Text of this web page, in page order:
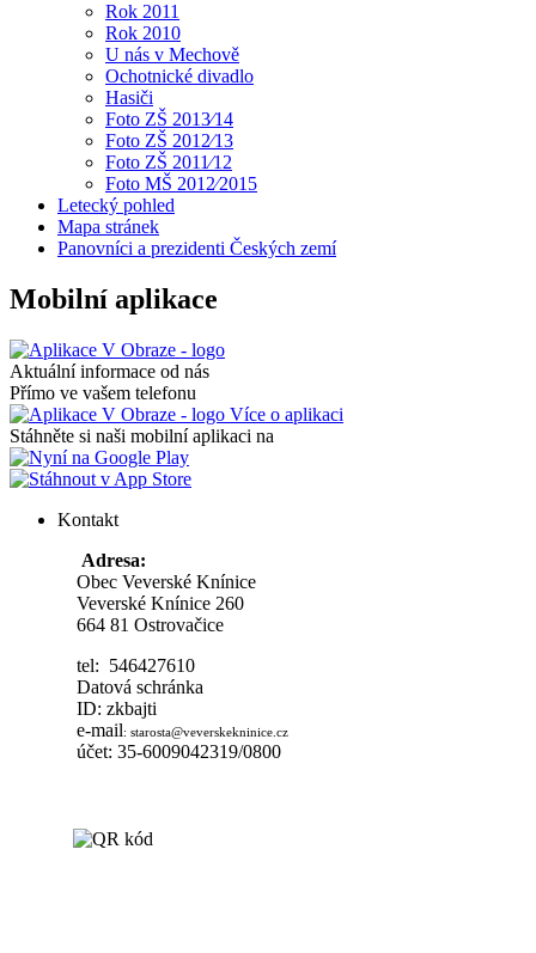
Rok 2011
Rok 2010
U nás v Mechově
Ochotnické divadlo
Hasiči
Foto ZŠ 2013⁄14
Foto ZŠ 2012⁄13
Foto ZŠ 2011⁄12
Foto MŠ 2012⁄2015
Letecký pohled
Mapa stránek
Panovníci a prezidenti Českých zemí
Mobilní aplikace
Aktuální informace od nás
Přímo ve vašem telefonu
Více o aplikaci
Stáhněte si naši mobilní aplikaci na
Kontakt
Adresa:
Obec Veverské Knínice
Veverské Knínice 260
664 81 Ostrovačice
tel: 546427610
Datová schránka
ID: zkbajti
e-mail: starosta@veverskekninice.cz
účet: 35-6009042319/0800